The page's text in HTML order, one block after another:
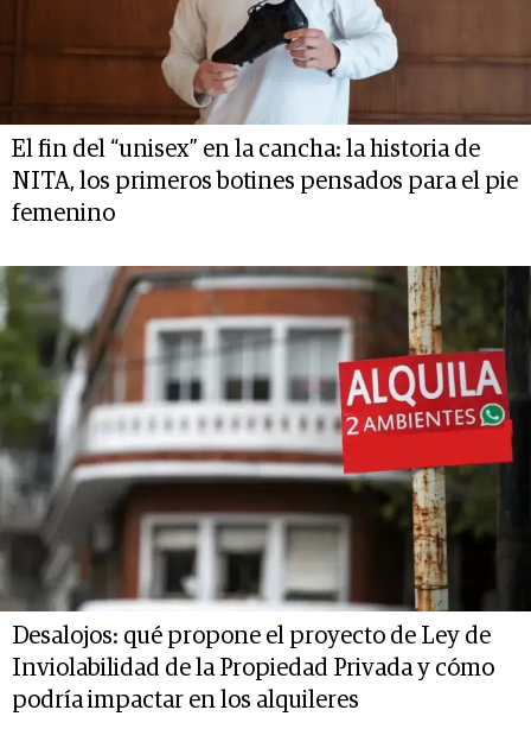
El fin del “unisex” en la cancha: la historia de
NITA, los primeros botines pensados para el pie
femenino
Desalojos: qué propone el proyecto de Ley de
Inviolabilidad de la Propiedad Privada y cómo
podría impactar en los alquileres